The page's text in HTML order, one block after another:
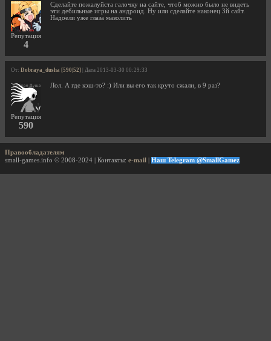
Репутация
4
Сделайте пожалуйста галочку на сайте, чтоб можно было не видеть
эти дебильные игры на андроид. Ну или сделайте наконец 3й сайт.
Надоели уже глаза мазолить
От: Dobraya_dusha [590|52] | Дата 2013-03-30 00:29:33
Репутация
590
Лол. А где кэш-то? :) Или вы его так круто сжали, в 9 раз?
Правообладателям
small-games.info © 2008-2024 | Контакты: e-mail Наш Telegram @SmallGamez